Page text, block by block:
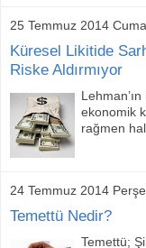
25 Temmuz 2014 Cuma
Küresel Likitide
Riske Aldırmıyor
ekonomik
rağmen
24 Temmuz 2014
Temettü Nedir?
Temettü;